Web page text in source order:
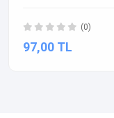
(0)
97,00 TL